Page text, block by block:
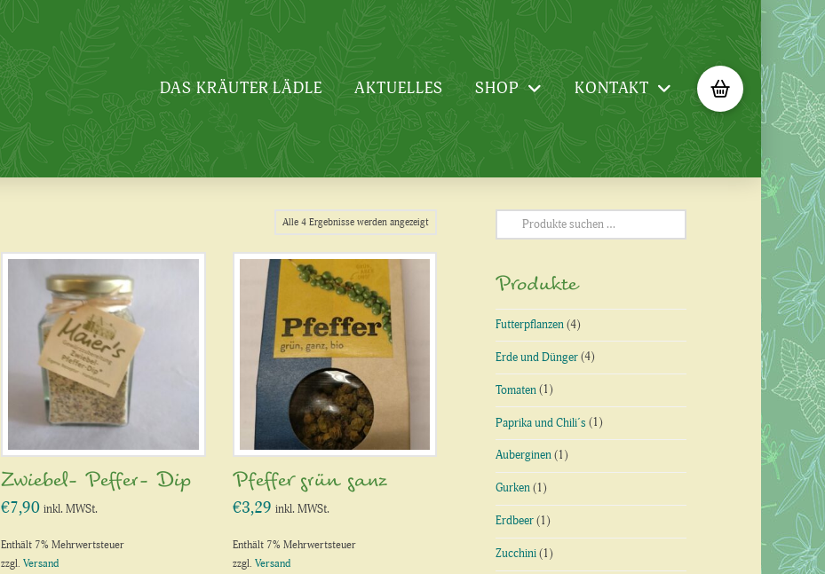
DAS KRÄUTER LÄDLE AKTUELLES SHOP KONTAKT
Alle 4 Ergebnisse werden angezeigt
Zwiebel- Peffer- Dip
€7,90 inkl. MWSt.
Enthält 7% Mehrwertsteuer
zzgl.Versand
Pfeffer grün ganz
€3,29 inkl. MWSt.
Enthält 7% Mehrwertsteuer
zzgl. Versand
Suchen
nach:
Produkte
Futterpflanzen (4)
Erde und Dünger (4)
Tomaten (1)
Paprika und Chili´s (1)
Auberginen (1)
Gurken (1)
Erdbeer (1)
Zucchini (1)